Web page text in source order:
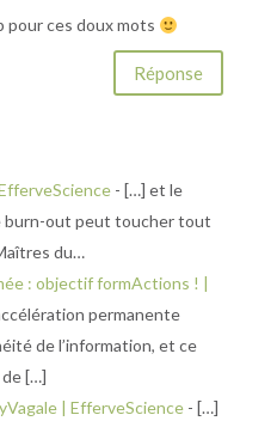
pour ces doux mots
Réponse
- […] et le
burn-out peut toucher tout
du…
: objectif formActions ! |
permanente
de l’information, et ce
[…]
| EfferveScience- […]